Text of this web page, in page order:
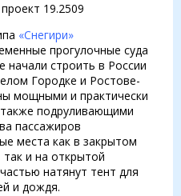
19.2509
«Снегири»
прогулочные суда
начали строить в России
Городке и Ростове-
мощными и практически
подруливающими
пассажиров
места как в закрытом
так и на открытой
натянут тент для
и дождя.